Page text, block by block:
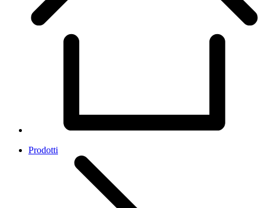
Prodotti